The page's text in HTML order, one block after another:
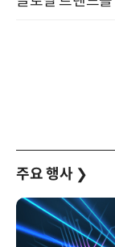
주요 행사 ❯